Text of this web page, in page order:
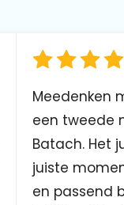
Meedenken
een tweede
Batach. Het
juiste
en passend